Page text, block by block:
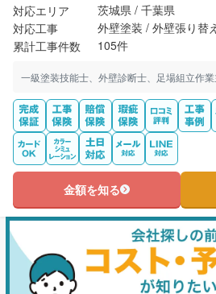
対応エリア
茨城県 / 千葉県
対応工事
外壁塗装 / 外壁張り替
累計工事件数
105件
一級塗装技能士、外壁診断士、足場組立作
金額を知る